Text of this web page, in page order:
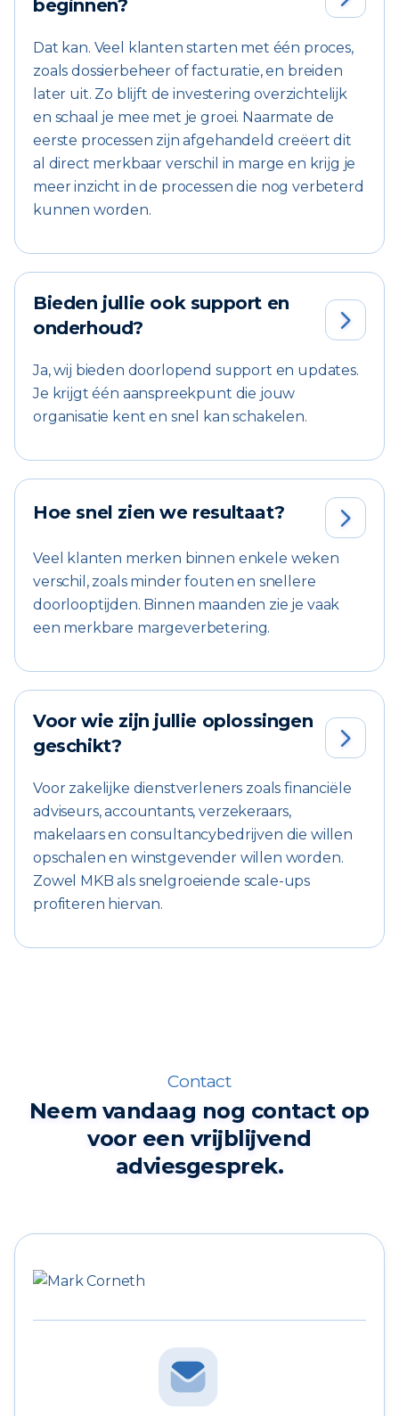
beginnen?
Dat kan. Veel klanten starten met één proces,
zoals dossierbeheer of facturatie, en breiden
later uit. Zo blijft de investering overzichtelijk
en schaal je mee met je groei. Naarmate de
eerste processen zijn afgehandeld creëert dit
al direct merkbaar verschil in marge en krijg je
meer inzicht in de processen die nog verbeterd
kunnen worden.
Bieden jullie ook support en
onderhoud?

Ja, wij bieden doorlopend support en updates.
Je krijgt één aanspreekpunt die jouw
organisatie kent en snel kan schakelen.
Hoe snel zien we resultaat? 
Veel klanten merken binnen enkele weken
verschil, zoals minder fouten en snellere
doorlooptijden. Binnen maanden zie je vaak
een merkbare margeverbetering.
Voor wie zijn jullie oplossingen
geschikt?

Voor zakelijke dienstverleners zoals financiële
adviseurs, accountants, verzekeraars,
makelaars en consultancybedrijven die willen
opschalen en winstgevender willen worden.
Zowel MKB als snelgroeiende scale-ups
profiteren hiervan.
Contact
Neem vandaag nog contact op
voor een vrijblijvend
adviesgesprek.